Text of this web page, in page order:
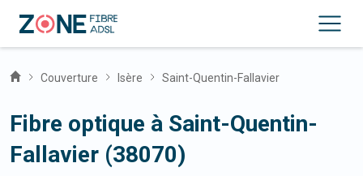
Couverture Isère Saint-Quentin-Fallavier
Fibre optique à Saint-Quentin-
Fallavier (38070)